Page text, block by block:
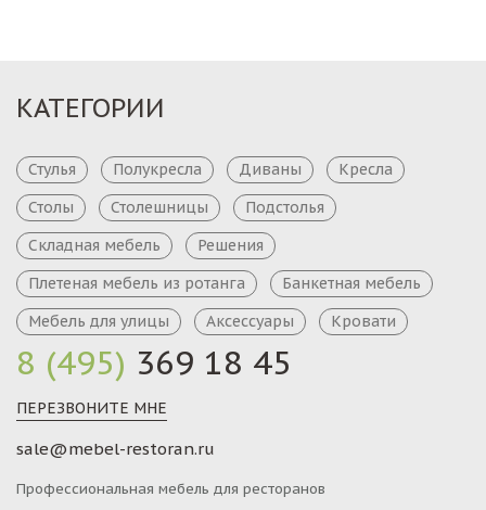
8 (495) 369 18 45
ПЕРЕЗВОНИТЕ МНЕ
sale@mebel-restoran.ru
Профессиональная мебель для ресторанов
КАТЕГОРИИ
Стулья Полукресла Диваны
Кресла
Столы
Столешницы
Подстолья
Складная мебель
Решения
Плетеная мебель из ротанга
Банкетная мебель
Мебель для улицы
Аксессуары Кровати